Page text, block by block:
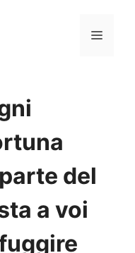
Menu
del
a voi